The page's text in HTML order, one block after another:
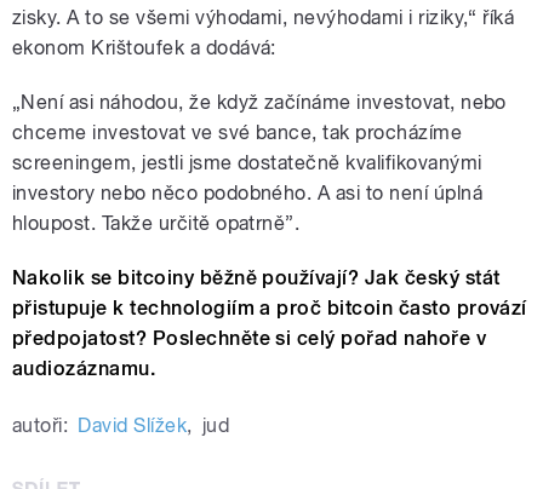
zisky. A to se všemi výhodami, nevýhodami i riziky,“ říká
ekonom Krištoufek a dodává:
„Není asi náhodou, že když začínáme investovat, nebo
chceme investovat ve své bance, tak procházíme
screeningem, jestli jsme dostatečně kvalifikovanými
investory nebo něco podobného. A asi to není úplná
hloupost. Takže určitě opatrně”.
Nakolik se bitcoiny běžně používají? Jak český stát
přistupuje k technologiím a proč bitcoin často provází
předpojatost? Poslechněte si celý pořad nahoře v
audiozáznamu.
autoři: David Slížek, jud